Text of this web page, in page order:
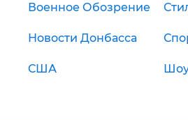
Военное Обозрение
Новости Донбасса
США